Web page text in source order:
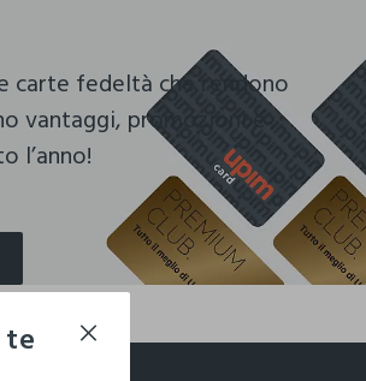
carte fedeltà che rendono
vantaggi, promozioni e
l’anno!